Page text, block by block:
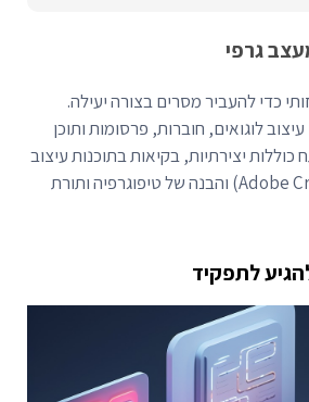
גרפי
כדי להעביר מסרים בצורה יעילה.
לוגואים, חוברות, פרסומות ותוכן
כוללות יצירתיות, בקיאות בתוכנות עיצוב
(למשל, Adobe Creative Suite) והבנה של טיפוגרפיה ותורת
לתפקיד